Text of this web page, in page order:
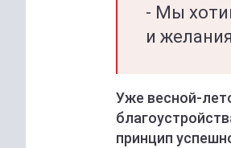
- Мы
и
Уже весной-
принцип